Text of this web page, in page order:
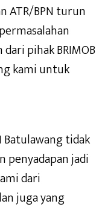
ATR/BPN turun
pihak BRIMOB
kami untuk
Batulawang tidak
penyadapan jadi
dari
juga yang